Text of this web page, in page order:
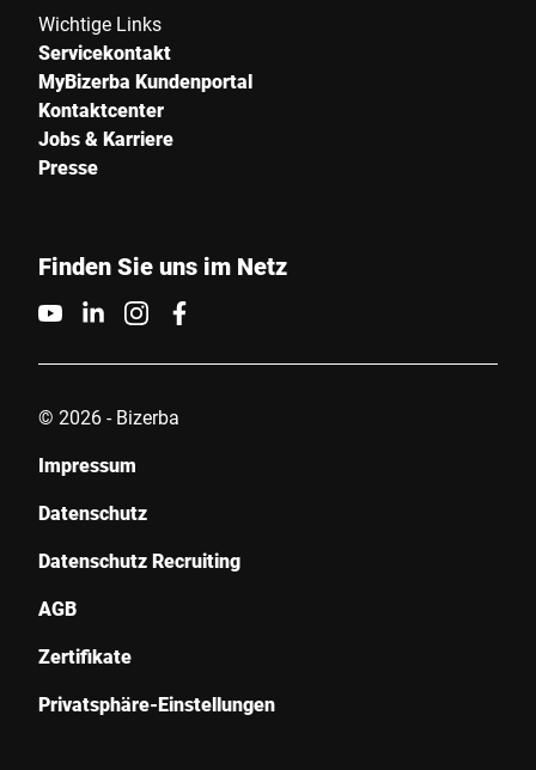
Wichtige Links
Servicekontakt
MyBizerba Kundenportal
Kontaktcenter
Jobs & Karriere
Presse
Finden Sie uns im Netz
© 2026 - Bizerba
Impressum
Datenschutz
Datenschutz Recruiting
AGB
Zertifikate
Privatsphäre-Einstellungen